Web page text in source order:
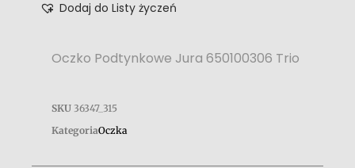
Dodaj do Listy życzeń
Oczko Podtynkowe Jura 650100306 Trio
SKU 36347_315
KategoriaOczka